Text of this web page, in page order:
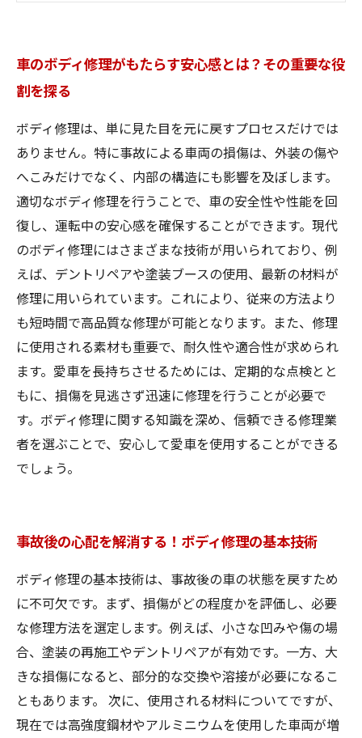
手法の選び方
愛車を長持ちさせるためのボディ修理のポイン
正しいボディ修理がもたらす安全性の向上とそ
の効果
ボディ修理の技術と重要性を理解して、あなた
の車を守ろう
車のボディ修理がもたらす安心感とは？その重要な役
割を探る
ボディ修理は、単に見た目を元に戻すプロセスだけでは
ありません。特に事故による車両の損傷は、外装の傷や
へこみだけでなく、内部の構造にも影響を及ぼします。
適切なボディ修理を行うことで、車の安全性や性能を回
復し、運転中の安心感を確保することができます。現代
のボディ修理にはさまざまな技術が用いられており、例
えば、デントリペアや塗装ブースの使用、最新の材料が
修理に用いられています。これにより、従来の方法より
も短時間で高品質な修理が可能となります。また、修理
に使用される素材も重要で、耐久性や適合性が求められ
ます。愛車を長持ちさせるためには、定期的な点検とと
もに、損傷を見逃さず迅速に修理を行うことが必要で
す。ボディ修理に関する知識を深め、信頼できる修理業
者を選ぶことで、安心して愛車を使用することができる
でしょう。
事故後の心配を解消する！ボディ修理の基本技術
ボディ修理の基本技術は、事故後の車の状態を戻すため
に不可欠です。まず、損傷がどの程度かを評価し、必要
な修理方法を選定します。例えば、小さな凹みや傷の場
合、塗装の再施工やデントリペアが有効です。一方、大
きな損傷になると、部分的な交換や溶接が必要になるこ
ともあります。 次に、使用される材料についてですが、
現在では高強度鋼材やアルミニウムを使用した車両が増